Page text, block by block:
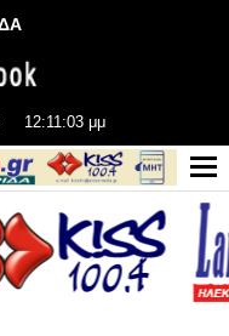
12:11:03 μμ